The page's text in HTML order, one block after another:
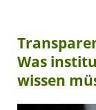
Was
wissen